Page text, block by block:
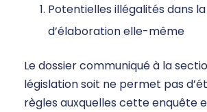
Potentielles illégalités dans
d’élaboration elle-même
Le dossier communiqué à la
législation soit ne permet pas
règles auxquelles cette enquête